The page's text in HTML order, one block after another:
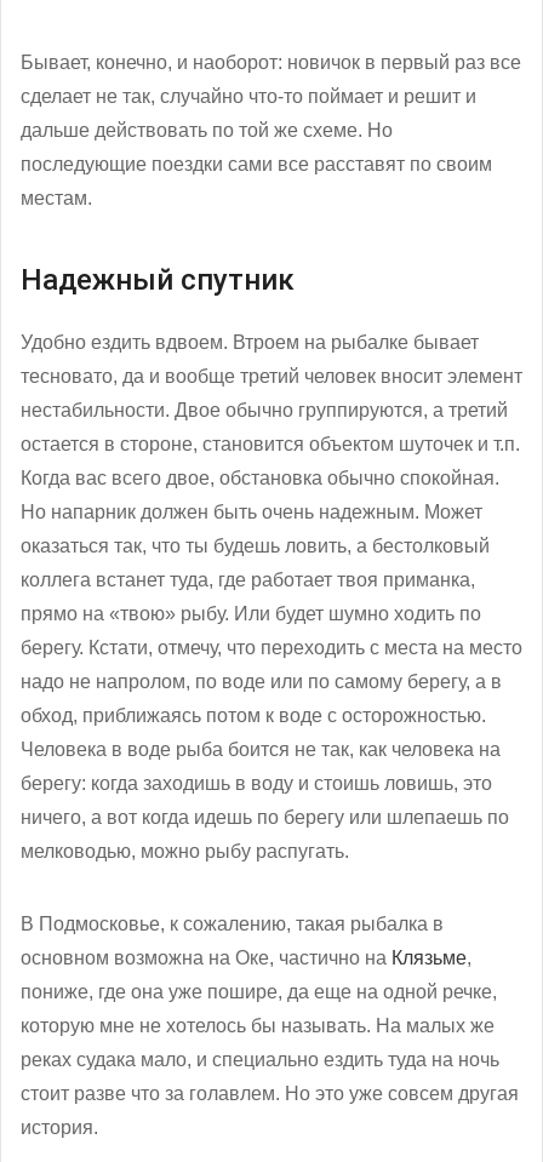
Бывает, конечно, и наоборот: новичок в первый раз все
сделает не так, случайно что-то поймает и решит и
дальше действовать по той же схеме. Но
последующие поездки сами все расставят по своим
местам.
Надежный спутник
Удобно ездить вдвоем. Втроем на рыбалке бывает
тесновато, да и вообще третий человек вносит элемент
нестабильности. Двое обычно группируются, а третий
остается в стороне, становится объектом шуточек и т.п.
Когда вас всего двое, обстановка обычно спокойная.
Но напарник должен быть очень надежным. Может
оказаться так, что ты будешь ловить, а бестолковый
коллега встанет туда, где работает твоя приманка,
прямо на «твою» рыбу. Или будет шумно ходить по
берегу. Кстати, отмечу, что переходить с места на место
надо не напролом, по воде или по самому берегу, а в
обход, приближаясь потом к воде с осторожностью.
Человека в воде рыба боится не так, как человека на
берегу: когда заходишь в воду и стоишь ловишь, это
ничего, а вот когда идешь по берегу или шлепаешь по
мелководью, можно рыбу распугать.
В Подмосковье, к сожалению, такая рыбалка в
основном возможна на Оке, частично на Клязьме,
пониже, где она уже пошире, да еще на одной речке,
которую мне не хотелось бы называть. На малых же
реках судака мало, и специально ездить туда на ночь
стоит разве что за голавлем. Но это уже совсем другая
история.